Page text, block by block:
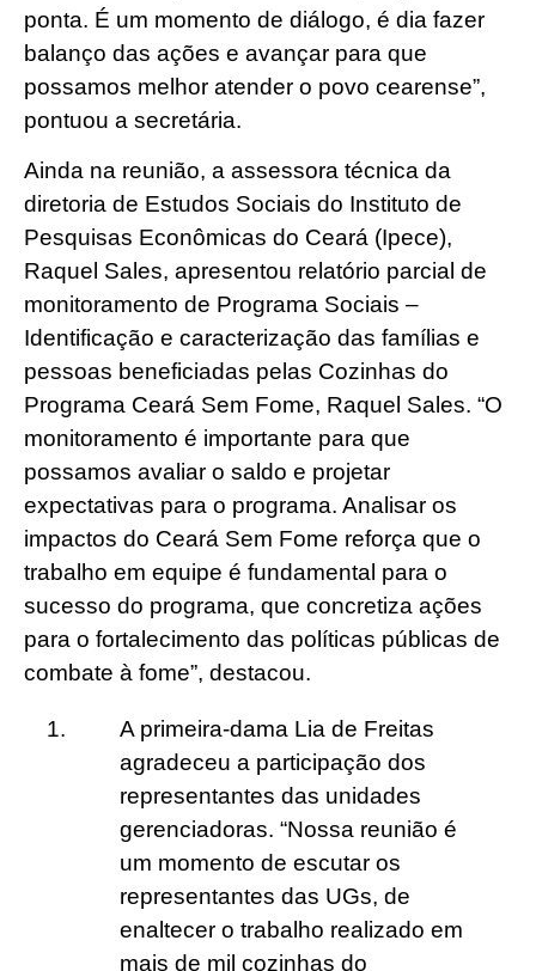
ponta. É um momento de diálogo, é dia fazer
balanço das ações e avançar para que
possamos melhor atender o povo cearense”,
pontuou a secretária.
Ainda na reunião, a assessora técnica da
diretoria de Estudos Sociais do Instituto de
Pesquisas Econômicas do Ceará (Ipece),
Raquel Sales, apresentou relatório parcial de
monitoramento de Programa Sociais –
Identificação e caracterização das famílias e
pessoas beneficiadas pelas Cozinhas do
Programa Ceará Sem Fome, Raquel Sales. “O
monitoramento é importante para que
possamos avaliar o saldo e projetar
expectativas para o programa. Analisar os
impactos do Ceará Sem Fome reforça que o
trabalho em equipe é fundamental para o
sucesso do programa, que concretiza ações
para o fortalecimento das políticas públicas de
combate à fome”, destacou.
A primeira-dama Lia de Freitas
agradeceu a participação dos
representantes das unidades
gerenciadoras. “Nossa reunião é
um momento de escutar os
representantes das UGs, de
enaltecer o trabalho realizado em
mais de mil cozinhas do